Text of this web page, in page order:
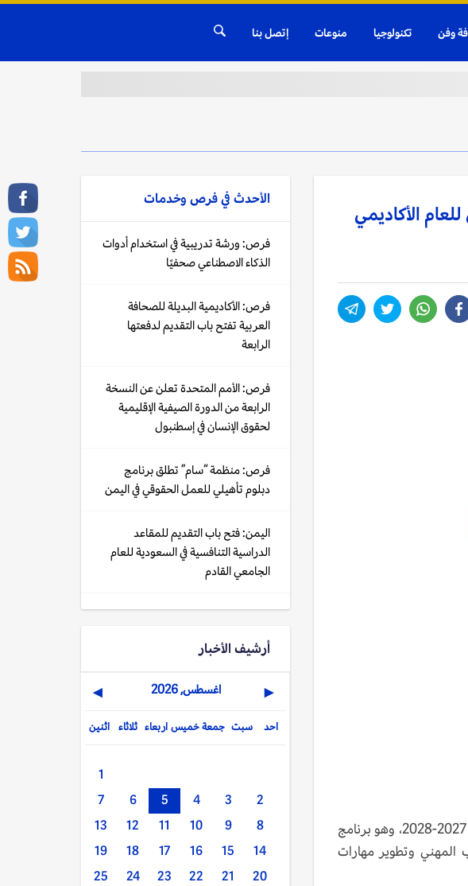
وفن تكنولوجيا منوعات إتصل بنا
الأكاديمي
أعلنت سفارة الولايات المتحدة لدى اليمن فتح باب التقديم لبرنامج زمالة همفري للعام الأكاديمي 2027-2028، وهو برنامج
المهني وتطوير مهارات
الأحدث فيفرص وخدمات
فرص: ورشة تدريبية في استخدام أدوات
الذكاء الاصطناعي صحفيًا
فرص: الأكاديمية البديلة للصحافة
العربية تفتح باب التقديم لدفعتها
الرابعة
فرص: الأمم المتحدة تعلن عن النسخة
الرابعة من الدورة الصيفية الإقليمية
لحقوق الإنسان في إسطنبول
فرص: منظمة “سام” تطلق برنامج
دبلوم تأهيلي للعمل الحقوقي في اليمن
اليمن: فتح باب التقديم للمقاعد
الدراسية التنافسية في السعودية للعام
الجامعي القادم
أرشيف الأخبار
◀ اغسطس, 2026 ▶
اثنين ثلاثاء اربعاء خميس جمعة سبت احد
1
2
3
4
5
6
7
8
9
10
11
12
13
14
15
16
17
18
19
20
21
22
23
24
25